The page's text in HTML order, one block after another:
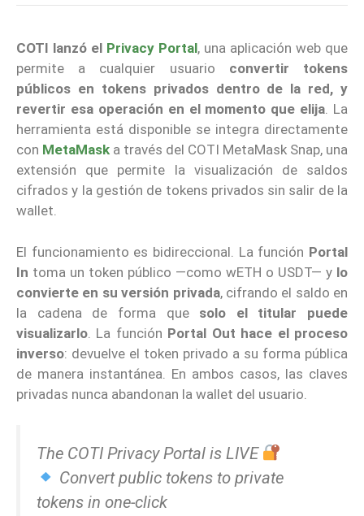
COTI lanzó el Privacy Portal, una aplicación web que
permite a cualquier usuario convertir tokens
públicos en tokens privados dentro de la red, y
revertir esa operación en el momento que elija. La
herramienta está disponible se integra directamente
con MetaMask a través del COTI MetaMask Snap, una
extensión que permite la visualización de saldos
cifrados y la gestión de tokens privados sin salir de la
wallet.
El funcionamiento es bidireccional. La función Portal
In toma un token público —como wETH o USDT— y lo
convierte en su versión privada, cifrando el saldo en
la cadena de forma que solo el titular puede
visualizarlo . La función Portal Out hace el proceso
inverso: devuelve el token privado a su forma pública
de manera instantánea. En ambos casos, las claves
privadas nunca abandonan la wallet del usuario.
The COTI Privacy Portal is LIVE
Convert public tokens to private
tokens in one-click